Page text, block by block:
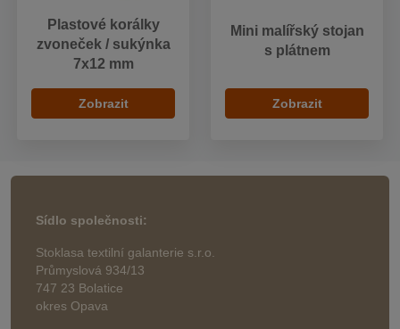
Plastové korálky
zvoneček / sukýnka
7x12 mm
Zobrazit
Mini malířský stojan
s plátnem
Zobrazit
Sídlo společnosti:
Stoklasa textilní galanterie s.r.o.
Průmyslová 934/13
747 23 Bolatice
okres Opava